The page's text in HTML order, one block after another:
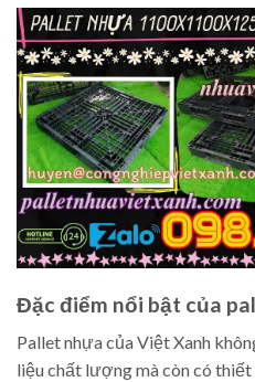
Đặc điểm nổi bật của
Pallet nhựa của Việt Xanh
liệu chất lượng mà còn có